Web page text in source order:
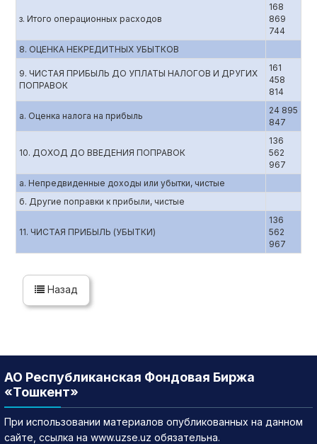
з. Итого операционных расходов
168
869
744
8. ОЦЕНКА НЕКРЕДИТНЫХ УБЫТКОВ
9. ЧИСТАЯ ПРИБЫЛЬ ДО УПЛАТЫ НАЛОГОВ И ДРУГИХ
ПОПРАВОК
161
458
814
а. Оценка налога на прибыль
24 895
847
10. ДОХОД ДО ВВЕДЕНИЯ ПОПРАВОК
136
562
967
а. Непредвиденные доходы или убытки, чистые
б. Другие поправки к прибыли, чистые
11. ЧИСТАЯ ПРИБЫЛЬ (УБЫТКИ)
136
562
967
Назад
АО Республиканская Фондовая Биржа
«Тошкент»
При использовании материалов опубликованных на данном
сайте, ссылка на www.uzse.uz обязательна.